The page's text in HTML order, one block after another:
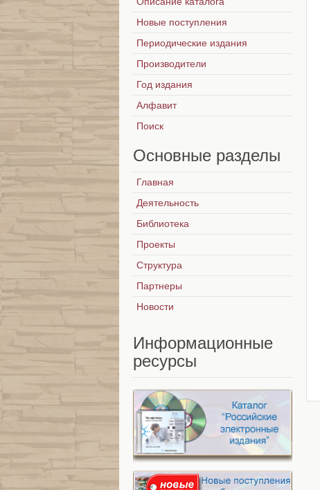
Новые поступления
Периодические издания
Производители
Год издания
Алфавит
Поиск
Основные разделы
Главная
Деятельность
Библиотека
Проекты
Структура
Партнеры
Новости
Информационные
ресурсы